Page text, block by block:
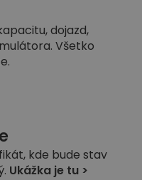
dojazd,
Všetko
kde bude stav
Ukážka je tu >